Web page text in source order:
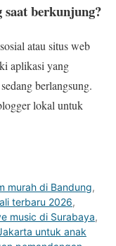
saat berkunjung?
atau situs web
aplikasi yang
berlangsung.
lokal untuk
murah di Bandung,
terbaru 2026,
music di Surabaya,
untuk anak